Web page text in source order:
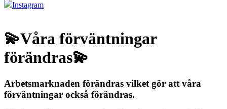
Instagram
💫Våra förväntningar
förändras💫
Arbetsmarknaden förändras vilket gör att våra
förväntningar också förändras.